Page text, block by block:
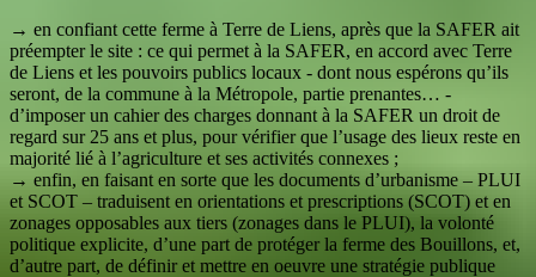
→ en confiant cette ferme à Terre de Liens, après que la SAFER ait
préempter le site : ce qui permet à la SAFER, en accord avec Terre
de Liens et les pouvoirs publics locaux - dont nous espérons qu’ils
seront, de la commune à la Métropole, partie prenantes… -
d’imposer un cahier des charges donnant à la SAFER un droit de
regard sur 25 ans et plus, pour vérifier que l’usage des lieux reste en
majorité lié à l’agriculture et ses activités connexes ;
→ enfin, en faisant en sorte que les documents d’urbanisme – PLUI
et SCOT – traduisent en orientations et prescriptions (SCOT) et en
zonages opposables aux tiers (zonages dans le PLUI), la volonté
politique explicite, d’une part de protéger la ferme des Bouillons, et,
d’autre part, de définir et mettre en oeuvre une stratégie publique